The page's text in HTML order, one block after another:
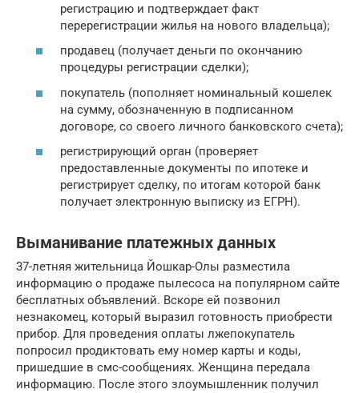
регистрацию и подтверждает факт
перерегистрации жилья на нового владельца);
продавец (получает деньги по окончанию
процедуры регистрации сделки);
покупатель (пополняет номинальный кошелек
на сумму, обозначенную в подписанном
договоре, со своего личного банковского счета);
регистрирующий орган (проверяет
предоставленные документы по ипотеке и
регистрирует сделку, по итогам которой банк
получает электронную выписку из ЕГРН).
Выманивание платежных данных
37-летняя жительница Йошкар-Олы разместила
информацию о продаже пылесоса на популярном сайте
бесплатных объявлений. Вскоре ей позвонил
незнакомец, который выразил готовность приобрести
прибор. Для проведения оплаты лжепокупатель
попросил продиктовать ему номер карты и коды,
пришедшие в смс-сообщениях. Женщина передала
информацию. После этого злоумышленник получил